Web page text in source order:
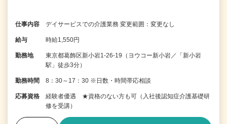
仕事内容 デイサービスでの介護業務 変更範囲：変更なし
給与 時給1,550円
勤務地
東京都葛飾区新小岩1-26-19（ヨウコー新小岩／「新小岩
駅」徒歩3分）
勤務時間 8：30～17：30 ※日数・時間帯応相談
応募資格
経験者優遇 ★資格のない方も可（入社後認知症介護基礎研
修を受講）